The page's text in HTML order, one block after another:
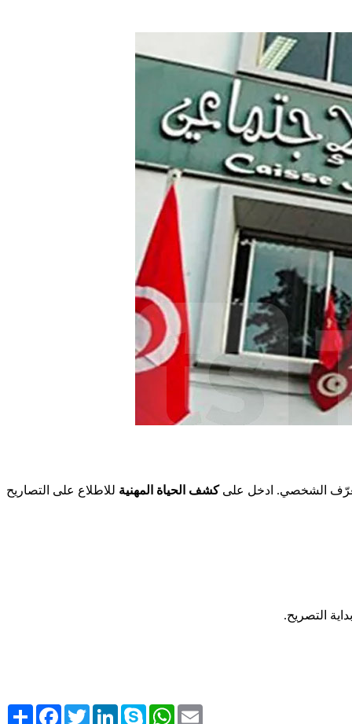
الشخصي. ادخل علىكشف الحياة المهنية للاطلاع على التصاريح
التصريح.
Share FacebookTwitterLinkedInSkype WhatsApp